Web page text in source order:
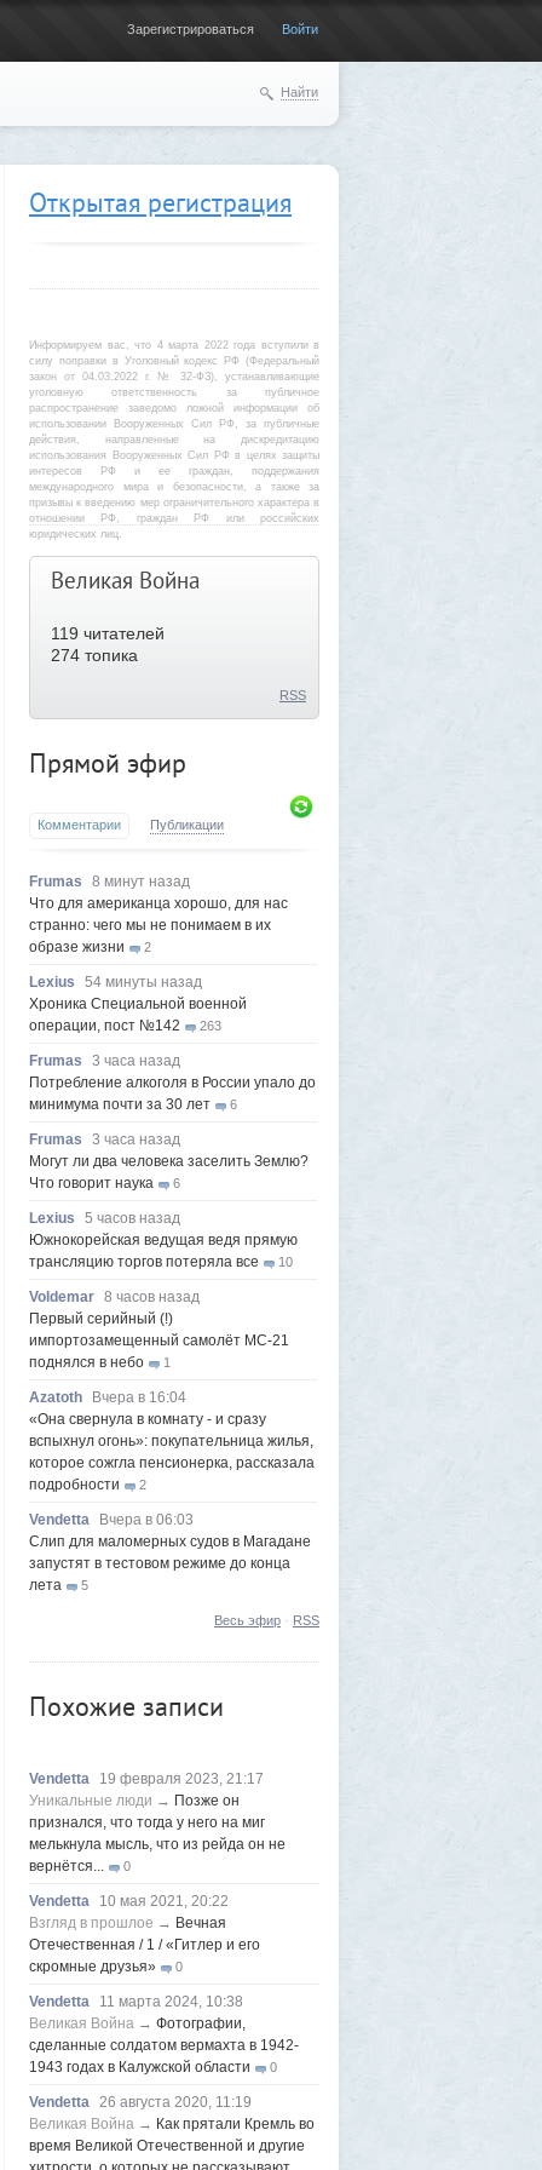
Зарегистрироваться Войти
Найти
Открытая регистрация
Информируем вас, что 4 марта 2022 года вступили в
силу поправки в Уголовный кодекс РФ (Федеральный
закон от 04.03.2022 г. № 32-ФЗ), устанавливающие
уголовную ответственность за публичное
распространение заведомо ложной информации об
использовании Вооруженных Сил РФ, за публичные
действия, направленные на дискредитацию
использования Вооруженных Сил РФ в целях защиты
интересов РФ и ее граждан, поддержания
международного мира и безопасности, а также за
призывы к введению мер ограничительного характера в
отношении РФ, граждан РФ или российских
юридических лиц.
Великая Война
119 читателей
274 топика
RSS
Прямой эфир
Комментарии Публикации
Frumas
8 минут назад
Что для американца хорошо, для нас
странно: чего мы не понимаем в их
образе жизни
2
Lexius
54 минуты назад
Хроника Специальной военной
операции, пост №142
263
Frumas
3 часа назад
Потребление алкоголя в России упало до
минимума почти за 30 лет
6
Frumas
3 часа назад
Могут ли два человека заселить Землю?
Что говорит наука
6
Lexius
5 часов назад
Южнокорейская ведущая ведя прямую
трансляцию торгов потеряла все
10
Voldemar 8 часов назад
Первый серийный (!)
импортозамещенный самолёт МС-21
поднялся в небо
1
Azatoth
Вчера в 16:04
«Она свернула в комнату - и сразу
вспыхнул огонь»: покупательница жилья,
которое сожгла пенсионерка, рассказала
подробности
2
Vendetta
Вчера в 06:03
Слип для маломерных судов в Магадане
запустят в тестовом режиме до конца
лета
5
5 августа 2026, 20:09
падение ракеты Илона Маска на
наблюдать своими глазами
клиент или как появились чипсы
Volk 5 августа 2026, 16:29
Новые закрытые контейнерные
площадки протестируют в Магадане
Frumas
5 августа 2026, 01:12
2000 лет никто не замечал, а ИИ увидел:
как технологии помогают археологам
восстановить то, что считалось
Frumas 5 августа 2026, 01:11
Китайских роботов-гуманоидов запретят
2
Frumas
4 августа 2026, 20:06
Артемий о текущем моменте
5
Frumas
Весь эфир · RSS
Похожие записи
Vendetta
19 февраля 2023, 21:17
Уникальные люди → Позже он
признался, что тогда у него на миг
мелькнула мысль, что из рейда он не
вернётся...
0
Vendetta
10 мая 2021, 20:22
Взгляд в прошлое → Вечная
Отечественная / 1 / «Гитлер и его
скромные друзья»
0
Vendetta
11 марта 2024, 10:38
Великая Война → Фотографии,
сделанные солдатом вермахта в 1942-
1943 годах в Калужской области
0
Vendetta 26 августа 2020, 11:19
Великая Война → Как прятали Кремль во
время Великой Отечественной и другие